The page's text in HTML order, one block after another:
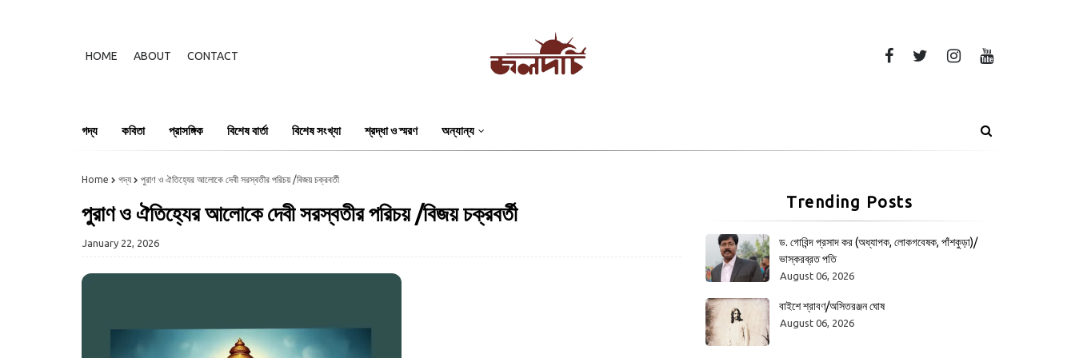
HOME ABOUT CONTACT
গদ্য কবিতা প্রাসঙ্গিক বিশেষ বার্তা বিশেষ সংখ্যা শ্রদ্ধা ও স্মরণ অন্যান্য
Home গদ্য পুরাণ ও ঐতিহ্যের আলোকে দেবী সরস্বতীর পরিচয় /বিজয় চক্রবর্তী
পুরাণ ও ঐতিহ্যের আলোকে দেবী সরস্বতীর পরিচয় /বিজয় চক্রবর্তী
January 22, 2026
Trending Posts
ড. গোবিন্দ প্রসাদ কর (অধ্যাপক, লোকগবেষক, পাঁশকুড়া)/
ভাস্করব্রত পতি
August 06, 2026
বাইশে শ্রাবণ/অসিতরঞ্জন ঘোষ
August 06, 2026